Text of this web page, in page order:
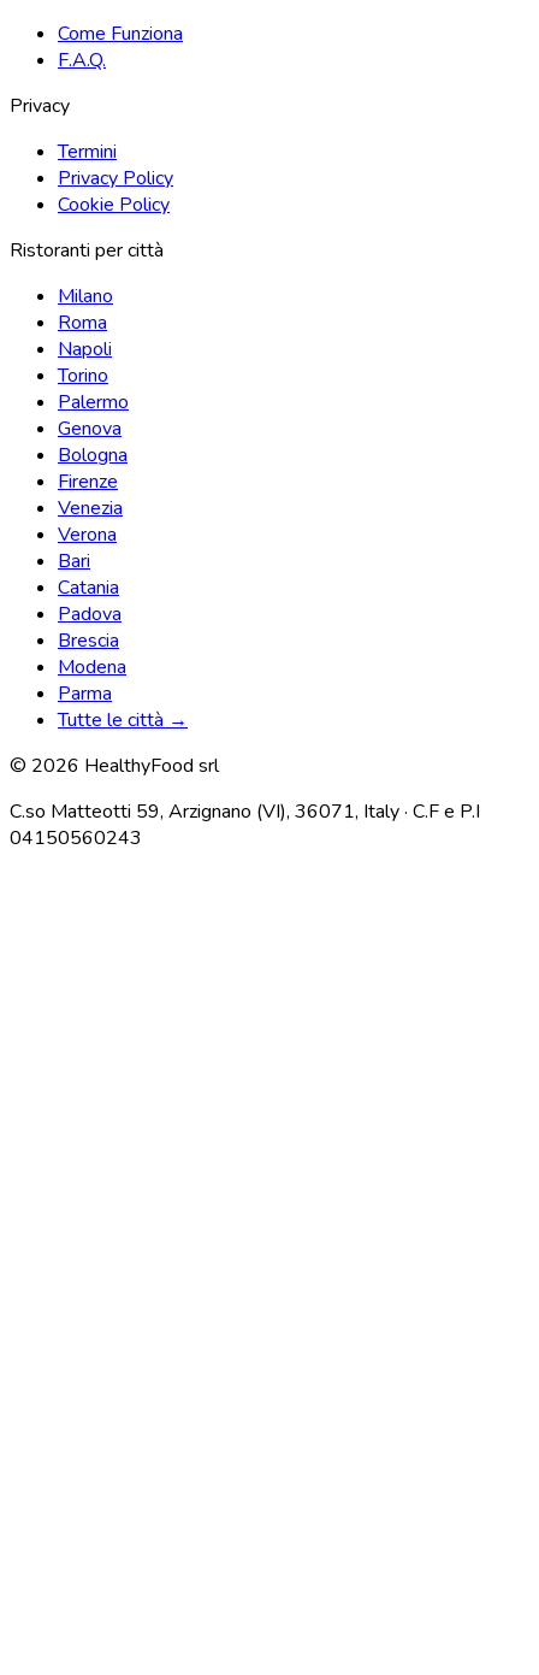
Come Funziona
F.A.Q.
Privacy
Termini
Privacy Policy
Cookie Policy
Ristoranti per città
Milano
Roma
Napoli
Torino
Palermo
Genova
Bologna
Firenze
Venezia
Verona
Bari
Catania
Padova
Brescia
Modena
Parma
Tutte le città →
© 2026 HealthyFood srl
C.so Matteotti 59, Arzignano (VI), 36071, Italy · C.F e P.I
04150560243